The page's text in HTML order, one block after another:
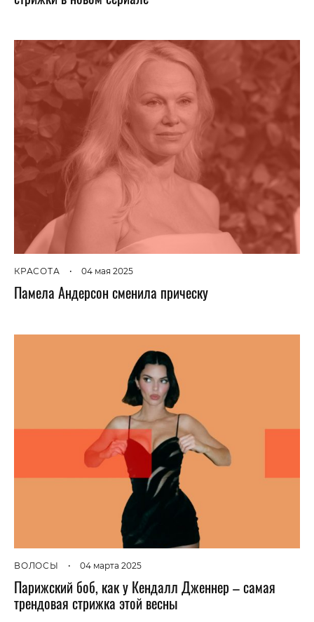
КРАСОТА • 04 мая 2025
Памела Андерсон сменила прическу
ВОЛОСЫ • 04 марта 2025
Парижский боб, как у Кендалл Дженнер – самая
трендовая стрижка этой весны